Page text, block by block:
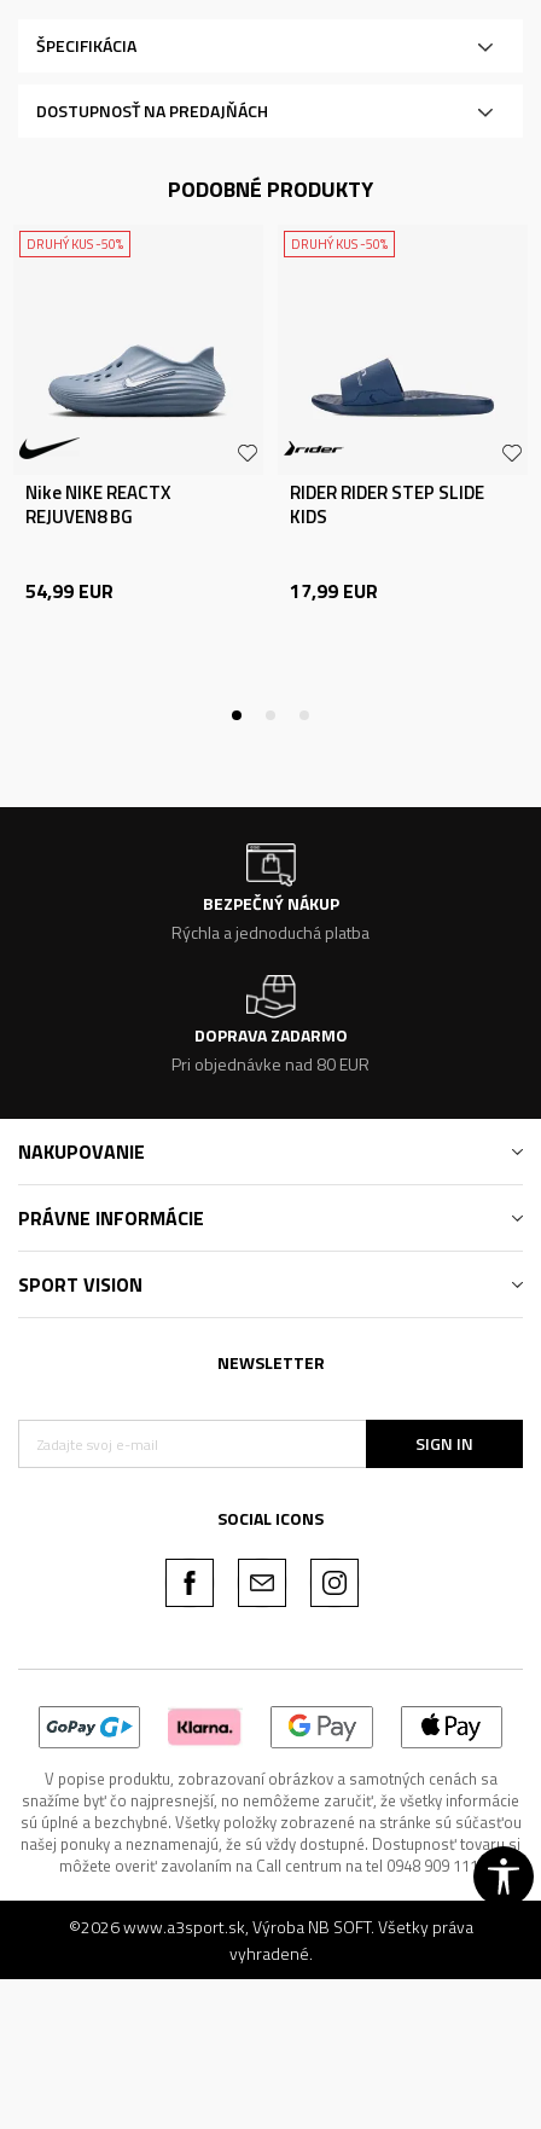
ŠPECIFIKÁCIA
DOSTUPNOSŤ NA PREDAJŇÁCH
PODOBNÉ PRODUKTY
DRUHÝ KUS -50%
Nike NIKE REACTX
REJUVEN8 BG
54,99 EUR
DRUHÝ KUS -50%
RIDER RIDER STEP SLIDE
KIDS
17,99 EUR
BEZPEČNÝ NÁKUP
Rýchla a jednoduchá platba
DOPRAVA ZADARMO
Pri objednávke nad 80 EUR
NAKUPOVANIE
PRÁVNE INFORMÁCIE
SPORT VISION
NEWSLETTER
SIGN IN
SOCIAL ICONS
V popise produktu, zobrazovaní obrázkov a samotných cenách sa
snažíme byť čo najpresnejší, no nemôžeme zaručiť, že všetky informácie
sú úplné a bezchybné. Všetky položky zobrazené na stránke sú súčasťou
našej ponuky a neznamenajú, že sú vždy dostupné. Dostupnosť tovaru si
môžete overiť zavolaním na Call centrum na tel 0948 909 111.
©2026www.a3sport.sk, VýrobaNB SOFT. Všetky práva
vyhradené.